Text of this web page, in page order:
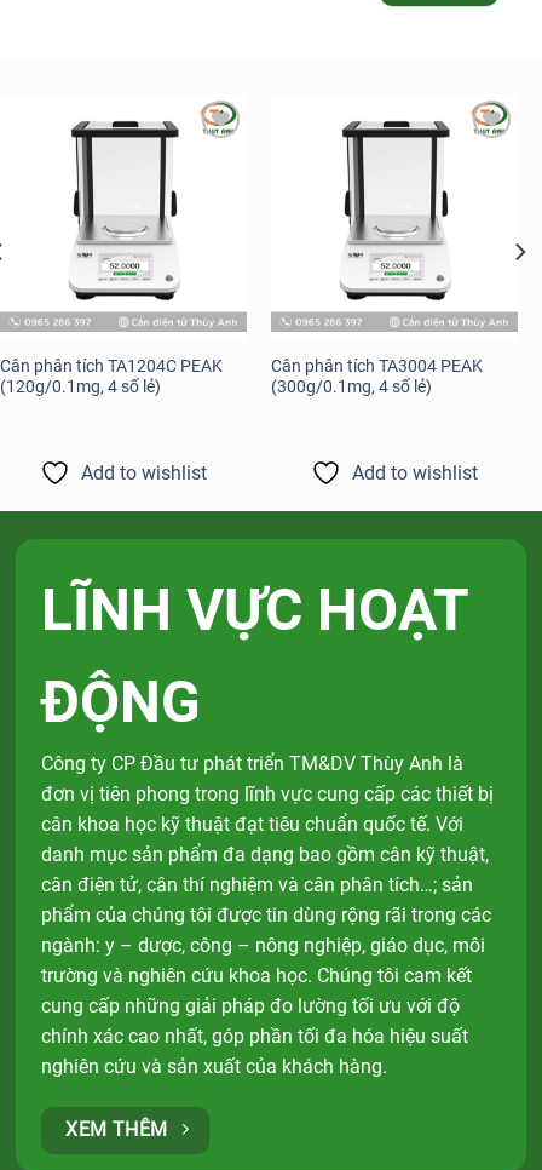
Cân phân tích TA1204C PEAK
(120g/0.1mg, 4 số lẻ)
Add to wishlist
Cân phân tích TA3004 PEAK
(300g/0.1mg, 4 số lẻ)
Add to wishlist
LĨNH VỰC HOẠT
ĐỘNG
Công ty CP Đầu tư phát triển TM&DV Thùy Anh là
đơn vị tiên phong trong lĩnh vực cung cấp các thiết bị
cân khoa học kỹ thuật đạt tiêu chuẩn quốc tế. Với
danh mục sản phẩm đa dạng bao gồm cân kỹ thuật,
cân điện tử, cân thí nghiệm và cân phân tích…; sản
phẩm của chúng tôi được tin dùng rộng rãi trong các
ngành: y – dược, công – nông nghiệp, giáo dục, môi
trường và nghiên cứu khoa học. Chúng tôi cam kết
cung cấp những giải pháp đo lường tối ưu với độ
chính xác cao nhất, góp phần tối đa hóa hiệu suất
nghiên cứu và sản xuất của khách hàng.
XEM THÊM